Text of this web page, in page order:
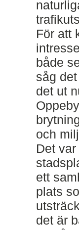
För att
både
såg
det ut
och
Det
ett
plats
det är